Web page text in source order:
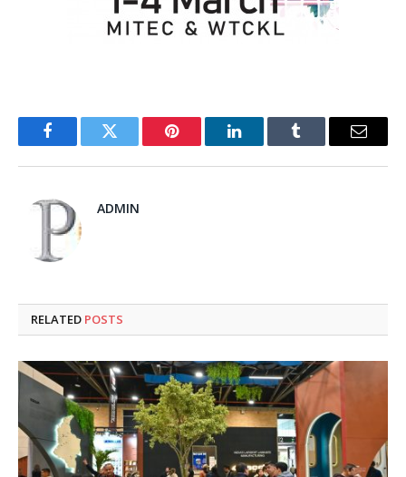
FacebookTwitter Pinterest LinkedInTumblr Email
ADMIN
RELATED POSTS